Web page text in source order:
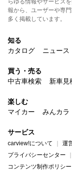
らゆる情報やサービス
報から、ユーザーや専
多く掲載しています。
知る
カタログ
ニュース
買う・売る
中古車検索
新車見
楽しむ
マイカー
みんカラ
サービス
carview!について 運
プライバシーセンター
コンテンツ制作ポリシー